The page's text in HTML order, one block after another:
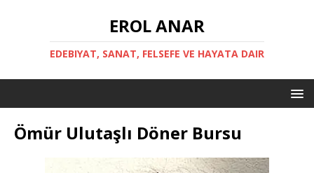
EROL ANAR
EDEBIYAT, SANAT, FELSEFE VE HAYATA DAIR
Ömür Ulutaşlı Döner Bursu